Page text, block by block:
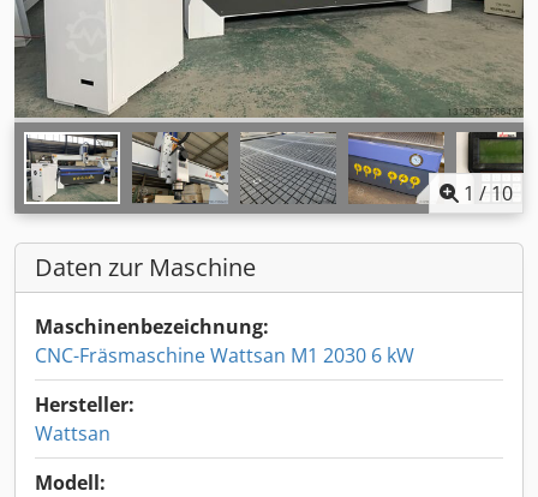
1 / 10
Daten zur Maschine
Maschinenbezeichnung:
CNC-Fräsmaschine Wattsan M1 2030 6 kW
Hersteller:
Wattsan
Modell: